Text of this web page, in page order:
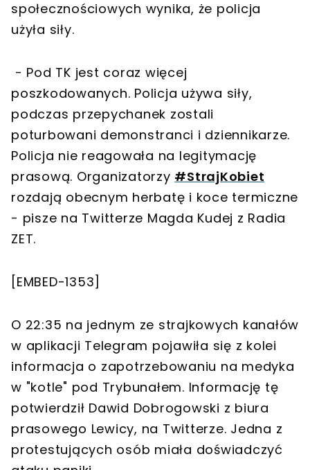
społecznościowych wynika, że policja
użyła siły.
- Pod TK jest coraz więcej
poszkodowanych. Policja używa siły,
podczas przepychanek zostali
poturbowani demonstranci i dziennikarze.
Policja nie reagowała na legitymację
prasową. Organizatorzy #StrajKobiet
rozdają obecnym herbatę i koce termiczne
- pisze na Twitterze Magda Kudej z Radia
ZET.
[EMBED-1353]
O 22:35 na jednym ze strajkowych kanałów
w aplikacji Telegram pojawiła się z kolei
informacja o zapotrzebowaniu na medyka
w "kotle" pod Trybunałem. Informację tę
potwierdził Dawid Dobrogowski z biura
prasowego Lewicy, na Twitterze. Jedna z
protestujących osób miała doświadczyć